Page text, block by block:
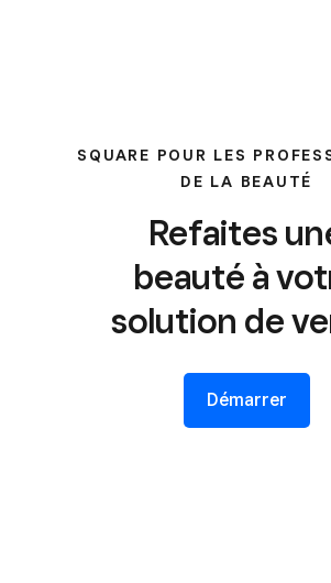
SQUARE POUR LES
DE LA BEAUTÉ
Refaites
beauté à
solution de
Démarrer